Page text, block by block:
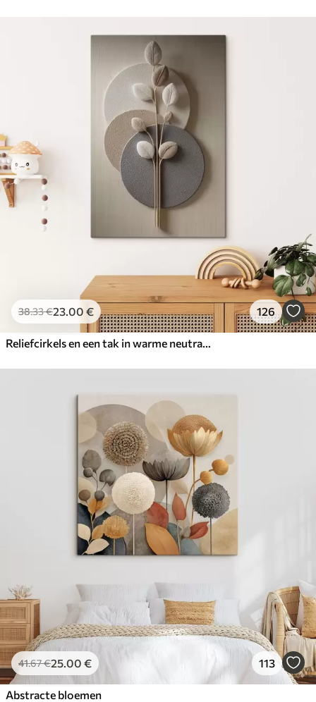
38.33€23.00 € 126
Reliefcirkels en een tak in warme neutrale tinten
41.67€25.00 € 113
Abstracte bloemen